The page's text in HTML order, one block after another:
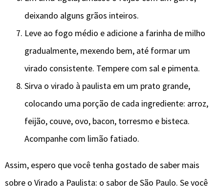
deixando alguns grãos inteiros.
Leve ao fogo médio e adicione a farinha de milho
gradualmente, mexendo bem, até formar um
virado consistente. Tempere com sal e pimenta.
Sirva o virado à paulista em um prato grande,
colocando uma porção de cada ingrediente: arroz,
feijão, couve, ovo, bacon, torresmo e bisteca.
Acompanhe com limão fatiado.
Assim, espero que você tenha gostado de saber mais
sobre o Virado a Paulista: o sabor de São Paulo. Se você